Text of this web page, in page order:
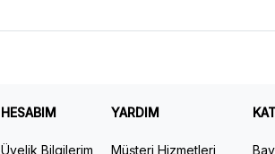
HESABIM
Üyelik Bilgilerim
YARDIM
Müşteri Hizmetleri